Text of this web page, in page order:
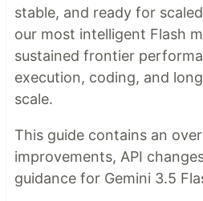
stable, and ready for
our most intelligent Flash
sustained frontier
execution, coding, and
scale.
This guide contains an
improvements, API
guidance for Gemini 3.5